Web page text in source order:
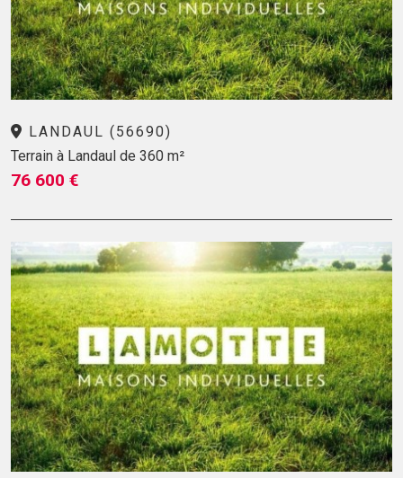
LANDAUL (56690)
Terrain à Landaul de 360 m²
76 600 €